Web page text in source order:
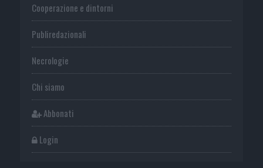
Cooperazione e dintorni
Publiredazionali
Necrologie
Chi siamo
Abbonati
Login